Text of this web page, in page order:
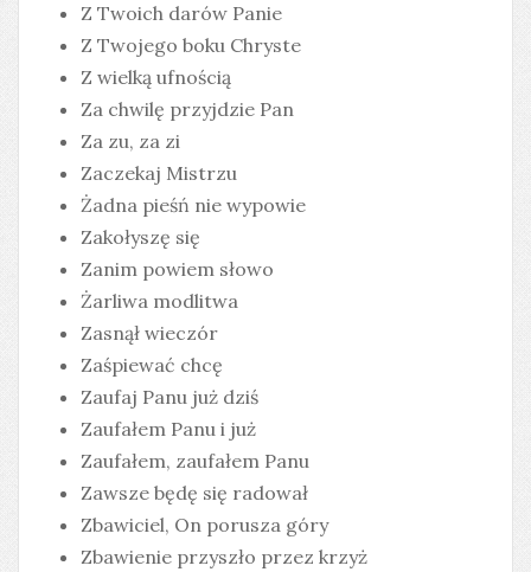
Z Twoich darów Panie
Z Twojego boku Chryste
Z wielką ufnością
Za chwilę przyjdzie Pan
Za zu, za zi
Zaczekaj Mistrzu
Żadna pieśń nie wypowie
Zakołyszę się
Zanim powiem słowo
Żarliwa modlitwa
Zasnął wieczór
Zaśpiewać chcę
Zaufaj Panu już dziś
Zaufałem Panu i już
Zaufałem, zaufałem Panu
Zawsze będę się radował
Zbawiciel, On porusza góry
Zbawienie przyszło przez krzyż